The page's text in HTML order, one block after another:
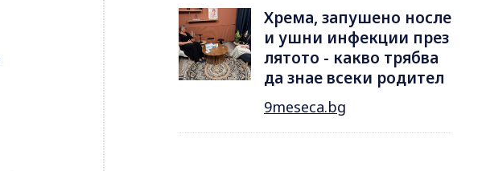
Хрема, запушено носле
и ушни инфекции през
лятотo - какво трябва
да знае всеки родител
9meseca.bg